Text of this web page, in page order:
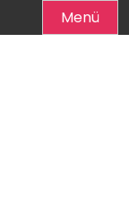
Menü